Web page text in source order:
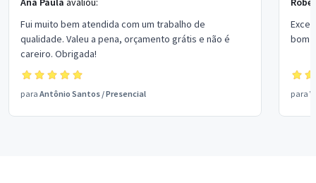
Fui muito bem atendida com um trabalho de
qualidade. Valeu a pena, orçamento grátis e não é
careiro. Obrigada!
para Antônio Santos /Presencial
bom
para